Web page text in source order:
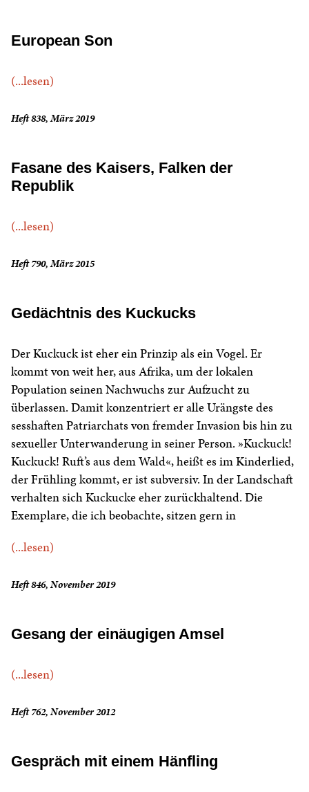
European Son
(...lesen)
Heft 838, März 2019
Fasane des Kaisers, Falken der
Republik
(...lesen)
Heft 790, März 2015
Gedächtnis des Kuckucks
Der Kuckuck ist eher ein Prinzip als ein Vogel. Er
kommt von weit her, aus Afrika, um der lokalen
Population seinen Nachwuchs zur Aufzucht zu
überlassen. Damit konzentriert er alle Urängste des
sesshaften Patriarchats von fremder Invasion bis hin zu
sexueller Unterwanderung in seiner Person. »Kuckuck!
Kuckuck! Ruft’s aus dem Wald«, heißt es im Kinderlied,
der Frühling kommt, er ist subversiv. In der Landschaft
verhalten sich Kuckucke eher zurückhaltend. Die
Exemplare, die ich beobachte, sitzen gern in
(...lesen)
Heft 846, November 2019
Gesang der einäugigen Amsel
(...lesen)
Heft 762, November 2012
Gespräch mit einem Hänfling